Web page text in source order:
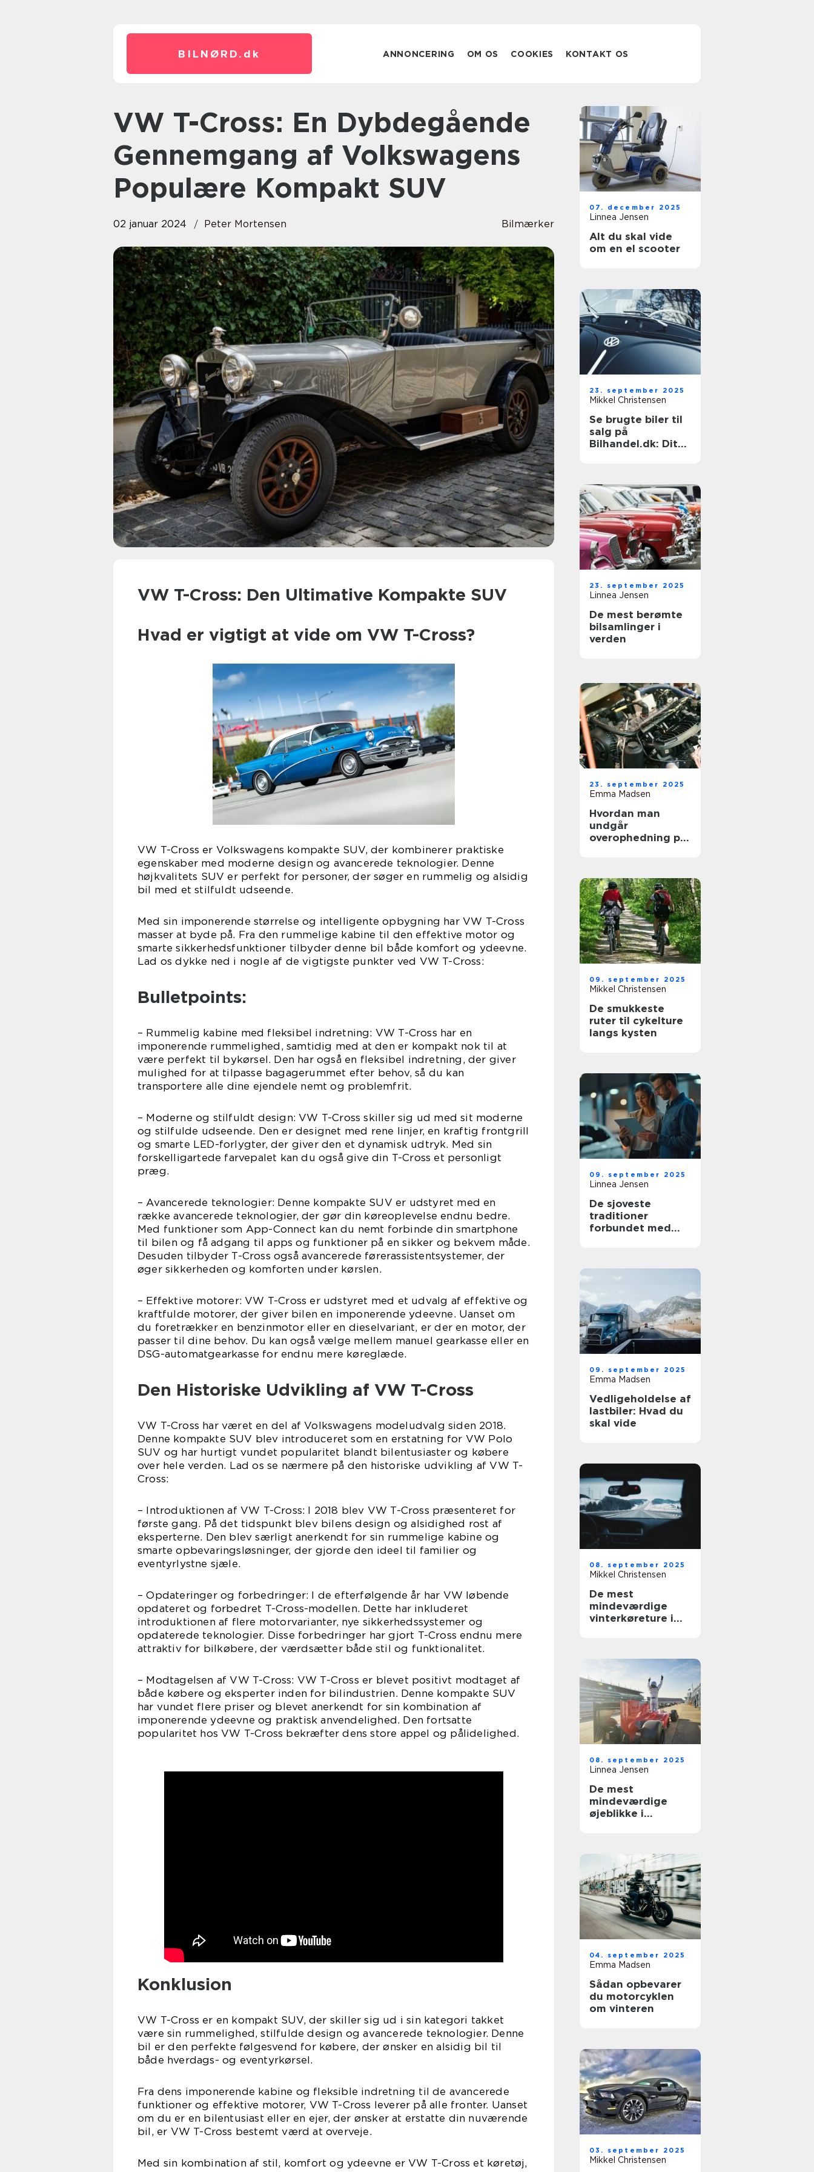
BILNØRD. dk ANNONCERING OM OS COOKIES KONTAKT OS
VW T-Cross: En Dybdegående
Gennemgang af Volkswagens
Populære Kompakt SUV
02 januar 2024 Peter Mortensen Bilmærker
VW T-Cross: Den Ultimative Kompakte SUV
Hvad er vigtigt at vide om VW T-Cross?
VW T-Cross er Volkswagens kompakte SUV, der kombinerer praktiske
egenskaber med moderne design og avancerede teknologier. Denne
højkvalitets SUV er perfekt for personer, der søger en rummelig og alsidig
bil med et stilfuldt udseende.
Med sin imponerende størrelse og intelligente opbygning har VW T-Cross
masser at byde på. Fra den rummelige kabine til den effektive motor og
smarte sikkerhedsfunktioner tilbyder denne bil både komfort og ydeevne.
Lad os dykke ned i nogle af de vigtigste punkter ved VW T-Cross:
Bulletpoints:
– Rummelig kabine med fleksibel indretning: VW T-Cross har en
imponerende rummelighed, samtidig med at den er kompakt nok til at
være perfekt til bykørsel. Den har også en fleksibel indretning, der giver
mulighed for at tilpasse bagagerummet efter behov, så du kan
transportere alle dine ejendele nemt og problemfrit.
– Moderne og stilfuldt design: VW T-Cross skiller sig ud med sit moderne
og stilfulde udseende. Den er designet med rene linjer, en kraftig frontgrill
og smarte LED-forlygter, der giver den et dynamisk udtryk. Med sin
forskelligartede farvepalet kan du også give din T-Cross et personligt
præg.
– Avancerede teknologier: Denne kompakte SUV er udstyret med en
række avancerede teknologier, der gør din køreoplevelse endnu bedre.
Med funktioner som App-Connect kan du nemt forbinde din smartphone
til bilen og få adgang til apps og funktioner på en sikker og bekvem måde.
Desuden tilbyder T-Cross også avancerede førerassistentsystemer, der
øger sikkerheden og komforten under kørslen.
– Effektive motorer: VW T-Cross er udstyret med et udvalg af effektive og
kraftfulde motorer, der giver bilen en imponerende ydeevne. Uanset om
du foretrækker en benzinmotor eller en dieselvariant, er der en motor, der
passer til dine behov. Du kan også vælge mellem manuel gearkasse eller en
DSG-automatgearkasse for endnu mere køreglæde.
Den Historiske Udvikling af VW T-Cross
VW T-Cross har været en del af Volkswagens modeludvalg siden 2018.
Denne kompakte SUV blev introduceret som en erstatning for VW Polo
SUV og har hurtigt vundet popularitet blandt bilentusiaster og købere
over hele verden. Lad os se nærmere på den historiske udvikling af VW T-
Cross:
– Introduktionen af VW T-Cross: I 2018 blev VW T-Cross præsenteret for
første gang. På det tidspunkt blev bilens design og alsidighed rost af
eksperterne. Den blev særligt anerkendt for sin rummelige kabine og
smarte opbevaringsløsninger, der gjorde den ideel til familier og
eventyrlystne sjæle.
– Opdateringer og forbedringer: I de efterfølgende år har VW løbende
opdateret og forbedret T-Cross-modellen. Dette har inkluderet
introduktionen af flere motorvarianter, nye sikkerhedssystemer og
opdaterede teknologier. Disse forbedringer har gjort T-Cross endnu mere
attraktiv for bilkøbere, der værdsætter både stil og funktionalitet.
– Modtagelsen af VW T-Cross: VW T-Cross er blevet positivt modtaget af
både købere og eksperter inden for bilindustrien. Denne kompakte SUV
har vundet flere priser og blevet anerkendt for sin kombination af
imponerende ydeevne og praktisk anvendelighed. Den fortsatte
popularitet hos VW T-Cross bekræfter dens store appel og pålidelighed.
Konklusion
VW T-Cross er en kompakt SUV, der skiller sig ud i sin kategori takket
være sin rummelighed, stilfulde design og avancerede teknologier. Denne
bil er den perfekte følgesvend for købere, der ønsker en alsidig bil til
både hverdags- og eventyrkørsel.
Fra dens imponerende kabine og fleksible indretning til de avancerede
funktioner og effektive motorer, VW T-Cross leverer på alle fronter. Uanset
om du er en bilentusiast eller en ejer, der ønsker at erstatte din nuværende
bil, er VW T-Cross bestemt værd at overveje.
Med sin kombination af stil, komfort og ydeevne er VW T-Cross et køretøj,
07. december 2025
Linnea Jensen
Alt du skal vide
om en el scooter
23. september 2025
Mikkel Christensen
Se brugte biler til
salg på
Bilhandel.dk: Dit
23. september 2025
Linnea Jensen
De mest berømte
bilsamlinger i
verden
23. september 2025
Emma Madsen
Hvordan man
undgår
overophedning på
09. september 2025
Mikkel Christensen
De smukkeste
ruter til cykelture
langs kysten
09. september 2025
Linnea Jensen
De sjoveste
traditioner
forbundet med
09. september 2025
Emma Madsen
Vedligeholdelse af
lastbiler: Hvad du
skal vide
08. september 2025
Mikkel Christensen
De mest
mindeværdige
vinterkøreture i
08. september 2025
Linnea Jensen
De mest
mindeværdige
øjeblikke i
04. september 2025
Emma Madsen
Sådan opbevarer
du motorcyklen
om vinteren
03. september 2025
Mikkel Christensen